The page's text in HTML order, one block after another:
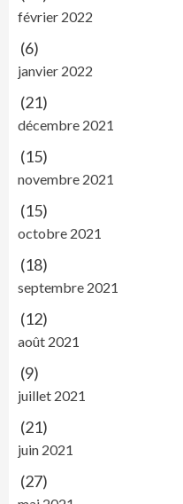
février 2022
(6)
janvier 2022
(21)
décembre 2021
(15)
novembre 2021
(15)
octobre 2021
(18)
septembre 2021
(12)
août 2021
(9)
juillet 2021
(21)
juin 2021
(27)